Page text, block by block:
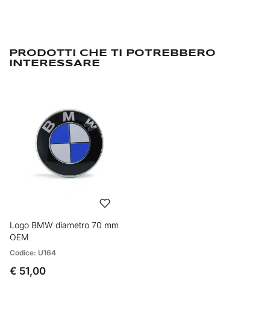
PRODOTTI CHE TI POTREBBERO
INTERESSARE
Logo BMW diametro 70 mm
OEM
Codice: U164
€ 51,00